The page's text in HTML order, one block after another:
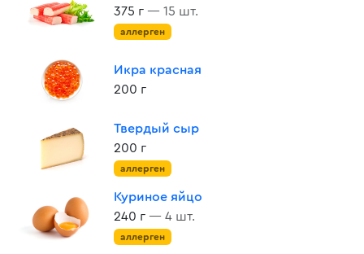
375 г — 15 шт.
аллерген
Икра красная
200 г
Твердый сыр
200 г
аллерген
Куриное яйцо
240 г — 4 шт.
аллерген